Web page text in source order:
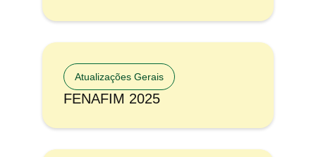
Atualizações Gerais
FENAFIM 2025